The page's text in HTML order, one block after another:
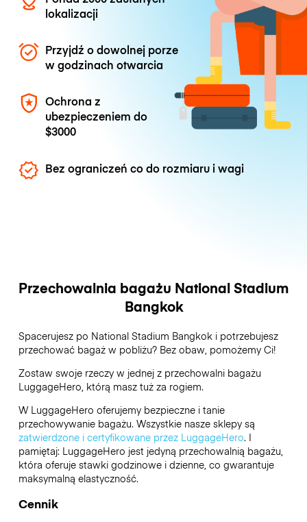
lokalizacji
Przyjdź o dowolnej porze
w godzinach otwarcia
Ochrona z
ubezpieczeniem do
$3000
Bez ograniczeń co do rozmiaru i wagi
Przechowalnia bagażu National Stadium
Bangkok
Spacerujesz po National Stadium Bangkok i potrzebujesz
przechować bagaż w pobliżu? Bez obaw, pomożemy Ci!
Zostaw swoje rzeczy w jednej z przechowalni bagażu
LuggageHero, którą masz tuż za rogiem.
W LuggageHero oferujemy bezpieczne i tanie
przechowywanie bagażu. Wszystkie nasze sklepy są
zatwierdzone i certyfikowane przez LuggageHero. I
pamiętaj: LuggageHero jest jedyną przechowalnią bagażu,
która oferuje stawki godzinowe i dzienne, co gwarantuje
maksymalną elastyczność.
Cennik